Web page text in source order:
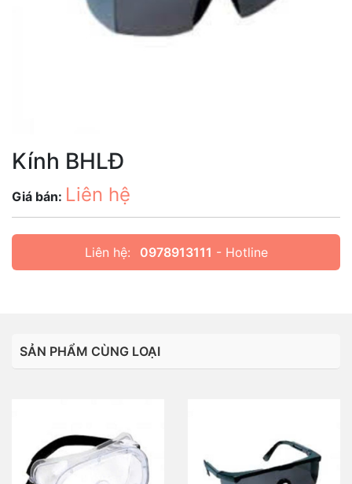
Kính BHLĐ
Giá bán: Liên hệ
Liên hệ: 0978913111 - Hotline
SẢN PHẨM CÙNG LOẠI